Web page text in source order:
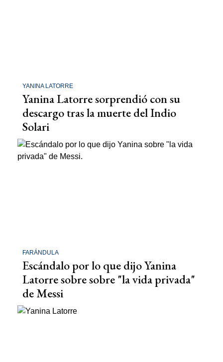
YANINA LATORRE
Yanina Latorre sorprendió con su
descargo tras la muerte del Indio
Solari
FARÁNDULA
Escándalo por lo que dijo Yanina
Latorre sobre sobre "la vida privada"
de Messi